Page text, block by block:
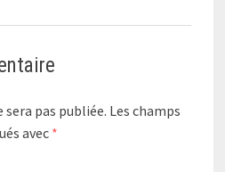
pas publiée. Les champs
avec *